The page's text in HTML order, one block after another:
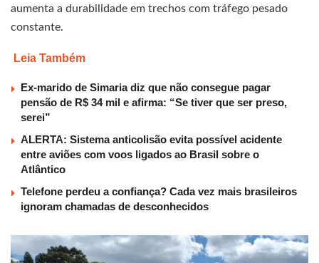
aumenta a durabilidade em trechos com tráfego pesado
constante.
Leia Também
Ex-marido de Simaria diz que não consegue pagar
pensão de R$ 34 mil e afirma: “Se tiver que ser preso,
serei”
ALERTA: Sistema anticolisão evita possível acidente
entre aviões com voos ligados ao Brasil sobre o
Atlântico
Telefone perdeu a confiança? Cada vez mais brasileiros
ignoram chamadas de desconhecidos